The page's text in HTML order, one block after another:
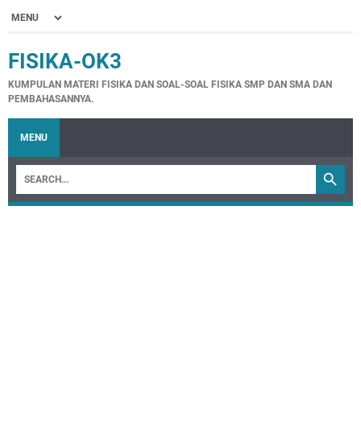
FISIKA-OK3
KUMPULAN MATERI FISIKA DAN SOAL-SOAL FISIKA SMP DAN SMA DAN
PEMBAHASANNYA.
MENU